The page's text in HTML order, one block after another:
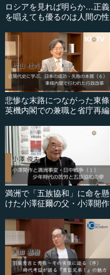
ロシアを見れば明らか…正義
を唱えても優るのは人間の性
悲惨な末路につながった東條
英機内閣での兼職と省庁再編
満洲で「五族協和」に命を懸
けた小澤征爾の父・小澤開作